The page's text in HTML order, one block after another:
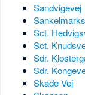
Sandvigevej
Sct.
Sct.
Sdr.
Sdr.
Skade Vej